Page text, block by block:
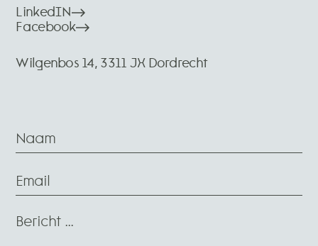
LinkedIN
Facebook
Wilgenbos 14, 3311 JX Dordrecht